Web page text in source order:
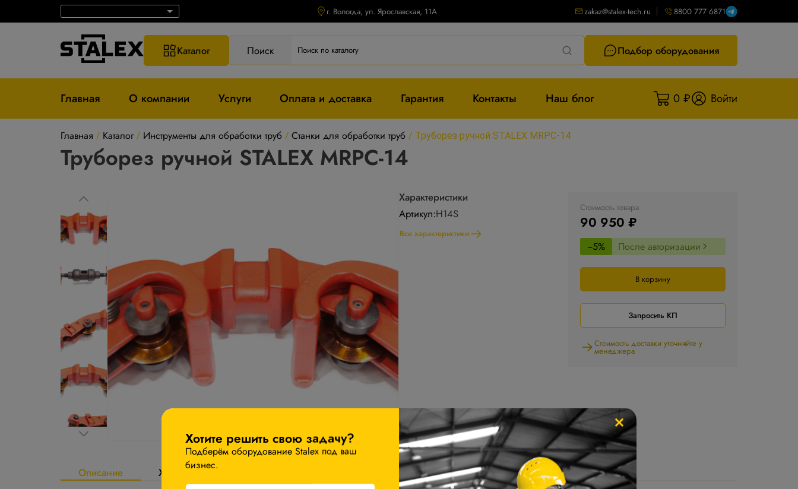
г. Вологда, ул. Ярославская, 11А zakaz@stalex-tech.ru 8800 777 6871
Каталог Поиск Подбор оборудования
Главная О компании Услуги Оплата и доставка Гарантия Контакты Наш блог 0 ₽ Войти
Главная / Каталог / Инструменты для обработки труб / Станки для обработки труб / Труборез ручной STALEX MRPC-14
Труборез ручной STALEX MRPC-14
Характеристики
Артикул:H14S
Все характеристики
Стоимость товара
90 950 ₽
−5% После авторизации
В корзину
Запросить КП
Стоимость доставки уточняйте у
менеджера
Описание Характеристики
×
Хотите решить свою задачу?
Подберём оборудование Stalex под ваш
бизнес.